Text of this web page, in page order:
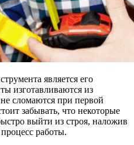
является его
изготавливаются из
сломаются при первой
забывать, что некоторые
выйти из строя, наложив
работы.